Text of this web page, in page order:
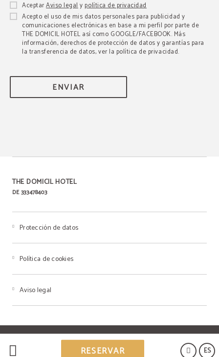
ES
RESERVAR
AceptarAviso legaly política de privacidad
Acepto el uso de mis datos personales para publicidad y
comunicaciones electrónicas en base a mi perfil por parte de
THE DOMICIL HOTEL así como GOOGLE/FACEBOOK. Más
información, derechos de protección de datos y garantías para
la transferencia de datos, ver la política de privacidad.
ENVIAR
THE DOMICIL HOTEL
DE 333478403
Protección de datos
Política de cookies
Aviso legal
Powered by Keytel